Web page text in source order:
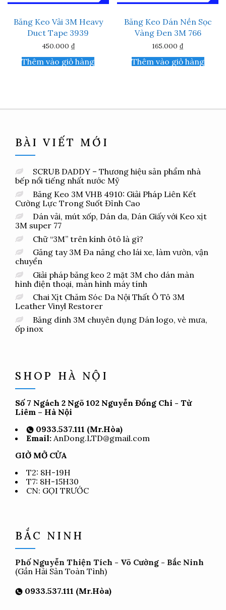
chọn
trang
sản
phẩm
Băng Keo Vải 3M Heavy
Duct Tape 3939
450.000 ₫
Thêm vào giỏ hàng
Băng Keo Dán Nền Sọc
Vàng Đen 3M 766
165.000₫
Thêm vào giỏ hàng
BÀI VIẾT MỚI
SCRUB DADDY – Thương hiệu sản phẩm nhà
bếp nổi tiếng nhất nước Mỹ
Băng Keo 3M VHB 4910: Giải Pháp Liên Kết
Cường Lực Trong Suốt Đỉnh Cao
Dán vải, mút xốp, Dán da, Dán Giấy với Keo xịt
3M super 77
Chữ “3M” trên kính ôtô là gì?
Găng tay 3M Đa năng cho lái xe, làm vườn, vận
chuyển
Giải pháp băng keo 2 mặt 3M cho dán màn
hình điện thoại, màn hình máy tính
Chai Xịt Chăm Sóc Da Nội Thất Ô Tô 3M
Leather Vinyl Restorer
Băng dính 3M chuyên dụng Dán logo, vè mưa,
ốp inox
SHOP HÀ NỘI
Số 7 Ngách 2 Ngõ 102 Nguyễn Đổng Chi - Từ
Liêm – Hà Nội
0933.537.111 (Mr.Hòa)
Email: AnDong.LTD@gmail.com
GIỜ MỞ CỬA
T2: 8H-19H
T7: 8H-15H30
CN: GỌI TRƯỚC
BẮC NINH
Phố Nguyễn Thiện Tích - Võ Cường - Bắc Ninh
(Gần Hải Sản Toàn Tình)
0933.537.111 (Mr.Hòa)